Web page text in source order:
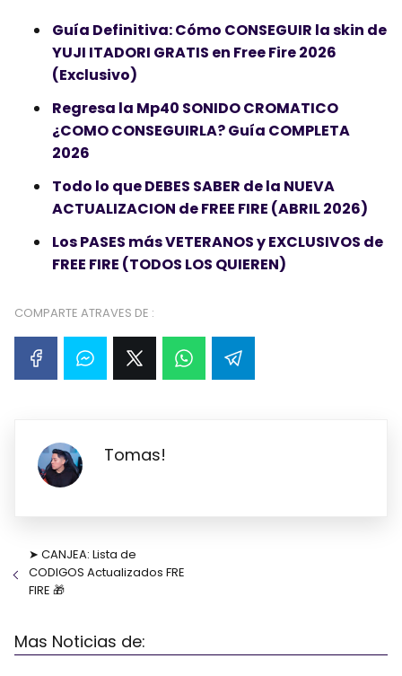
e
b
o
k
t
s
p
s
e
g
r
e
g
a
t
t
r
p
a
t
r
Guía Definitiva: Cómo CONSEGUIR la skin de
YUJI ITADORI GRATIS en Free Fire 2026
(Exclusivo)
Regresa la Mp40 SONIDO CROMATICO
¿COMO CONSEGUIRLA? Guía COMPLETA
2026
Todo lo que DEBES SABER de la NUEVA
ACTUALIZACION de FREE FIRE (ABRIL 2026)
Los PASES más VETERANOS y EXCLUSIVOS de
FREE FIRE (TODOS LOS QUIEREN)
COMPARTE ATRAVES DE :
Tomas!
➤ CANJEA: Lista de
CODIGOS Actualizados FRE
FIRE 🎁
Mas Noticias de: